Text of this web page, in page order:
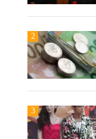
2
3